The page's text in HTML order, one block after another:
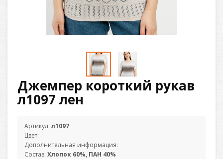
Джемпер короткий рукав
л1097 лен
Артикул: л1097
Цвет:
Дополнительная информация:
Состав: Хлопок 60%, ПАН 40%